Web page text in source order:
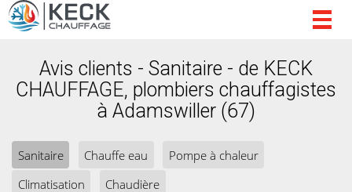
Avis clients - Sanitaire - de KECK
CHAUFFAGE, plombiers chauffagistes
à Adamswiller (67)
Sanitaire Chauffe eau
Pompe à chaleur
Climatisation
Chaudière